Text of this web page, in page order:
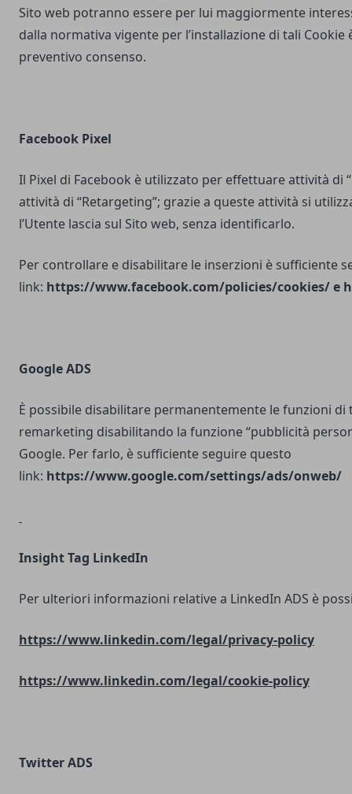
Sito web potranno essere per lui maggiormente
dalla normativa vigente per l’installazione di tali Cookie
preventivo consenso.
Facebook Pixel
Il Pixel di Facebook è utilizzato per effettuare attività di
attività di “Retargeting”; grazie a queste attività si
l’Utente lascia sul Sito web, senza identificarlo.
Per controllare e disabilitare le inserzioni è sufficiente
link: https://www.facebook.com/policies/cookies/e
Google ADS
È possibile disabilitare permanentemente le funzioni di
remarketing disabilitando la funzione “pubblicità
Google. Per farlo, è sufficiente seguire questo
link: https://www.google.com/settings/ads/onweb/
Insight Tag LinkedIn
Per ulteriori informazioni relative a LinkedIn ADS è
https://www.linkedin.com/legal/privacy-policy
https://www.linkedin.com/legal/cookie-policy
Twitter ADS